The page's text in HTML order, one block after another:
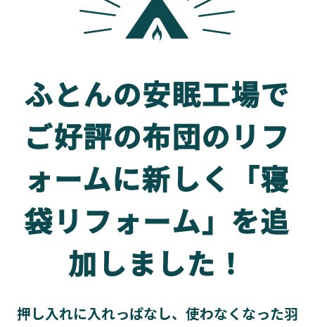
ふとんの安眠工場で
ご好評の布団のリフ
ォームに新しく「寝
袋リフォーム」を追
加しました！
押し入れに入れっぱなし、使わなくなった羽